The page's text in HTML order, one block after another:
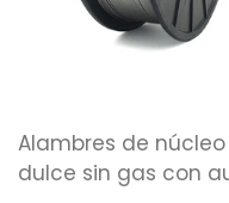
Alambres de
dulce sin gas con